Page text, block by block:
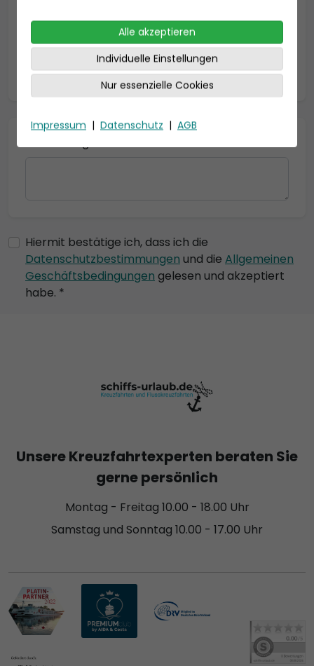
* = Pflichtfelder
Hiermit bestätige ich, dass ich die
Datenschutzbestimmungen und die Allgemeinen
Geschäftsbedingungen gelesen und akzeptiert
habe. *
Alle akzeptieren
Individuelle Einstellungen
Nur essenzielle Cookies
Impressum | Datenschutz | AGB
Unsere Kreuzfahrtexperten beraten Sie
gerne persönlich
Montag - Freitag 10.00 - 18.00 Uhr
Samstag und Sonntag 10.00 - 17.00 Uhr